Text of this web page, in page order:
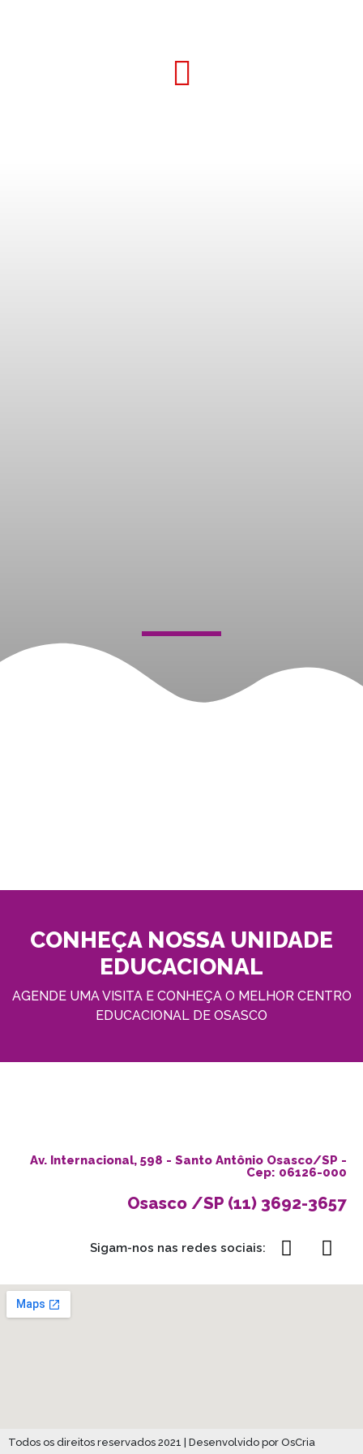
CONHEÇA NOSSA UNIDADE
EDUCACIONAL
AGENDE UMA VISITA E CONHEÇA O MELHOR CENTRO
EDUCACIONAL DE OSASCO
Av. Internacional, 598 - Santo Antônio Osasco/SP -
Cep: 06126-000
Osasco /SP (11) 3692-3657
Sigam-nos nas redes sociais:
Todos os direitos reservados 2021 | Desenvolvido por OsCria